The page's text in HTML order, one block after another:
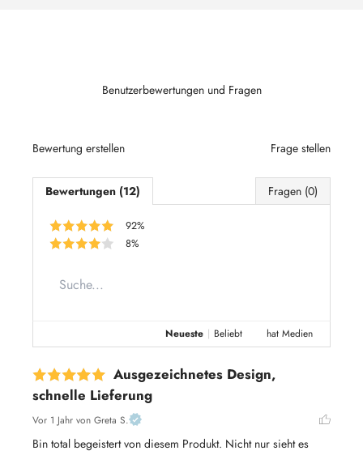
Benutzerbewertungen und Fragen
Bewertung erstellen Frage stellen
Bewertungen (12) Fragen (0)
92%
8%
Neueste | Beliebt hat Medien
Ausgezeichnetes Design,
schnelle Lieferung
Vor 1 Jahr von Greta S.
Bin total begeistert von diesem Produkt. Nicht nur sieht es